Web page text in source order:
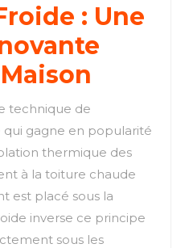
: Une
technique de
gagne en popularité
thermique des
à la toiture chaude
est placé sous la
inverse ce principe
sous les